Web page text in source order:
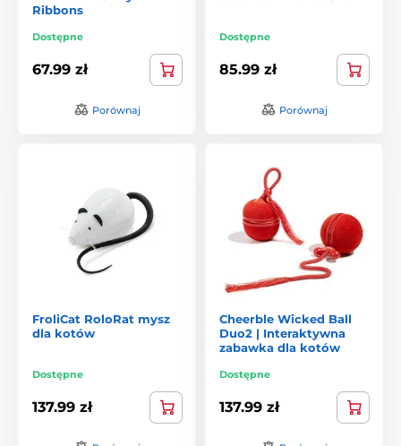
Ribbons
Dostępne
67.99 zł
Porównaj
Dostępne
85.99 zł
Porównaj
FroliCat RoloRat mysz
dla kotów
Dostępne
137.99 zł
Cheerble Wicked Ball
Duo2 | Interaktywna
zabawka dla kotów
Dostępne
137.99 zł